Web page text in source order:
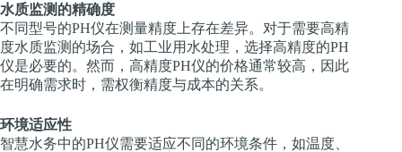
水质监测的精确度
不同型号的PH仪在测量精度上存在差异。对于需要高精
度水质监测的场合，如工业用水处理，选择高精度的PH
仪是必要的。然而，高精度PH仪的价格通常较高，因此
在明确需求时，需权衡精度与成本的关系。
环境适应性
智慧水务中的PH仪需要适应不同的环境条件，如温度、